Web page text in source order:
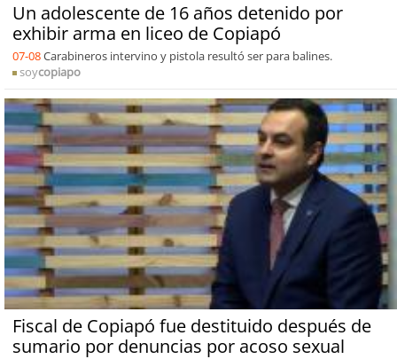
Un adolescente de 16 años detenido por
exhibir arma en liceo de Copiapó
07-08Carabineros intervino y pistola resultó ser para balines.
soycopiapo
Fiscal de Copiapó fue destituido después de
sumario por denuncias por acoso sexual